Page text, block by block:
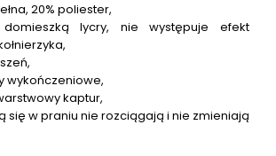
20% poliester,
lycry, nie występuje efekt
wykończeniowe,
kaptur,
się w praniu nie rozciągają i nie zmieniają